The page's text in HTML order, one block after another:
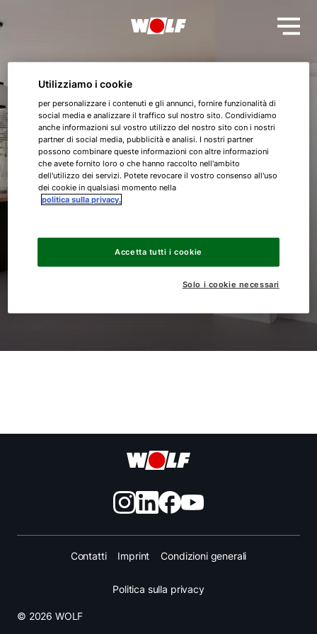
Pagina in costruzione
Presto potrai consultare i nostri servizi.
© 2026 WOLF
Contatti Imprint Condizioni generali
Politica sulla privacy
Utilizziamo i cookie
per personalizzare i contenuti e gli annunci, fornire funzionalità di
social media e analizzare il traffico sul nostro sito. Condividiamo
anche informazioni sul vostro utilizzo del nostro sito con i nostri
partner di social media, pubblicità e analisi. I nostri partner
possono combinare queste informazioni con altre informazioni
che avete fornito loro o che hanno raccolto nell'ambito
dell'utilizzo dei servizi. Potete revocare il vostro consenso all'uso
dei cookie in qualsiasi momento nella
politica sulla privacy.
Solo i cookie necessari
Accetta tutti i cookie